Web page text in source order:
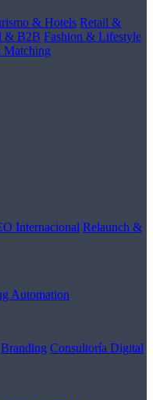
& Hotels Retail &
& B2B Fashion & Lifestyle
Internacional Relaunch &
Automation
Branding Consultoría Digital